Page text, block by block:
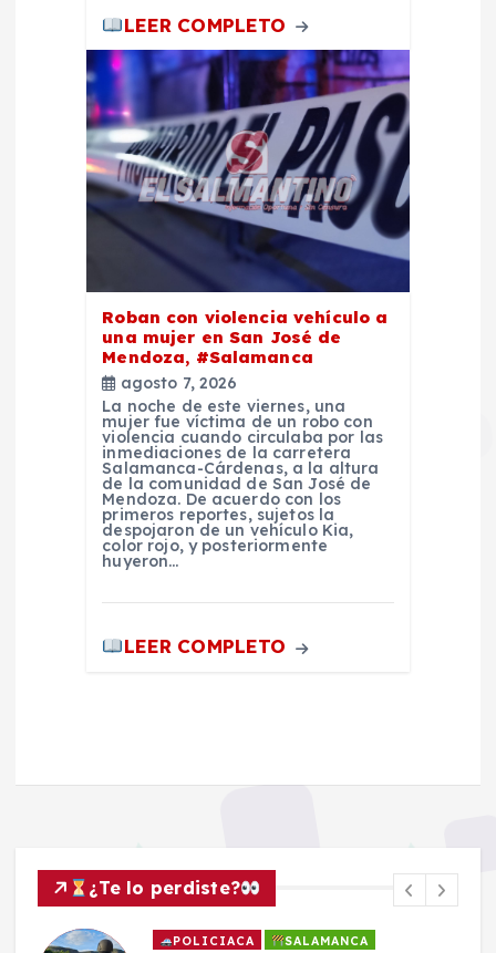
LEER COMPLETO
Roban con violencia vehículo a
una mujer en San José de
Mendoza, #Salamanca
agosto 7, 2026
La noche de este viernes, una
mujer fue víctima de un robo con
violencia cuando circulaba por las
inmediaciones de la carretera
Salamanca-Cárdenas, a la altura
de la comunidad de San José de
Mendoza. De acuerdo con los
primeros reportes, sujetos la
despojaron de un vehículo Kia,
color rojo, y posteriormente
huyeron…
LEER COMPLETO
¿Te lo perdiste?
POLICIACA SALAMANCA